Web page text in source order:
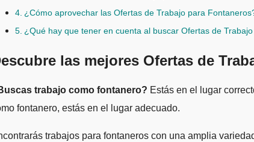
¿Cómo aprovechar las Ofertas de Trabajo para
¿Qué hay que tener en cuenta al buscar Ofertas de
las mejores Ofertas de
trabajo como fontanero? Estás en el lugar
fontanero, estás en el lugar adecuado.
trabajos para fontaneros con una amplia